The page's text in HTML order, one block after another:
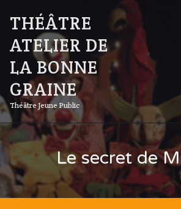
THÉÂTRE
ATELIER DE
LA BONNE
GRAINE
Théâtre Jeune Public
Le secret de